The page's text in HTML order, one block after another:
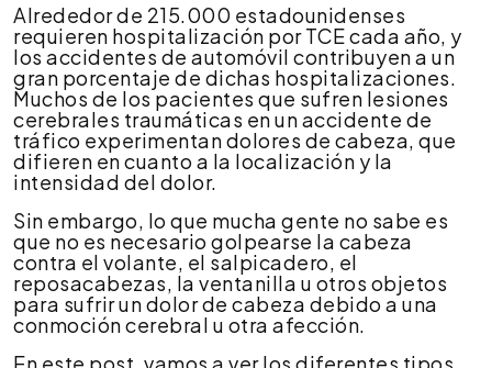
no
se
golpeó
la
cabeza?
Alrededor de 215.000 estadounidenses
requieren hospitalización por TCE cada año, y
los accidentes de automóvil contribuyen a un
gran porcentaje de dichas hospitalizaciones.
Muchos de los pacientes que sufren lesiones
cerebrales traumáticas en un accidente de
tráfico experimentan dolores de cabeza, que
difieren en cuanto a la localización y la
intensidad del dolor.
Sin embargo, lo que mucha gente no sabe es
que no es necesario golpearse la cabeza
contra el volante, el salpicadero, el
reposacabezas, la ventanilla u otros objetos
para sufrir un dolor de cabeza debido a una
conmoción cerebral u otra afección.
En este post, vamos a ver los diferentes tipos